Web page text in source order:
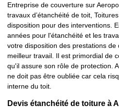
Entreprise de couverture sur
travaux d’étanchéité de toit,
disposition pour des interventions.
années pour l'étanchéité et les
votre disposition des prestations de
meilleur travail. Il est primordial de
qu'il assure son rôle de protection.
ne doit pas être oubliée car cela
interne du toit.
Devis étanchéité de toiture à